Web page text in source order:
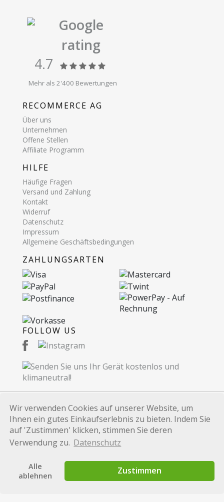
Wir verwenden Cookies auf unserer Website, um
Ihnen ein gutes Einkaufserlebnis zu bieten. Indem Sie
auf 'Zustimmen' klicken, stimmen Sie deren
Verwendung zu. Datenschutz
Alle
ablehnen
Zustimmen
Google
rating
4.7
Mehr als 2'400 Bewertungen
RECOMMERCE AG
Über uns
Unternehmen
Offene Stellen
Affiliate Programm
HILFE
Häufige Fragen
Versand und Zahlung
Kontakt
Widerruf
Datenschutz
Impressum
Allgemeine Geschäftsbedingungen
ZAHLUNGSARTEN
FOLLOW US
© 2026 Recommerce AG. Proudly Made in
Switzerland.
Alle auf dieser Website verwendeten Marken und
Identifikationszwecken und sind Marken bzw.
eingetragene Marken der jeweiligen Eigentümer.